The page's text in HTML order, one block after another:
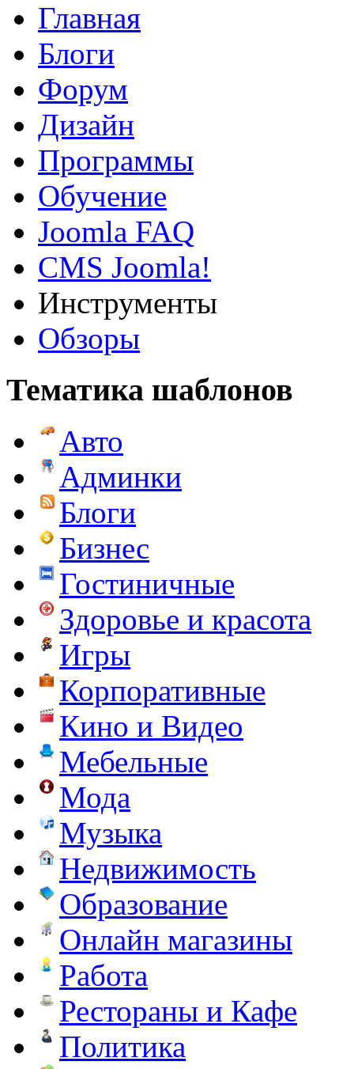
Главная
Блоги
Форум
Дизайн
Программы
Обучение
Joomla FAQ
CMS Joomla!
Инструменты
Обзоры
Тематика шаблонов
Авто
Админки
Блоги
Бизнес
Гостиничные
Здоровье и красота
Игры
Корпоративные
Кино и Видео
Мебельные
Мода
Музыка
Недвижимость
Образование
Онлайн магазины
Работа
Рестораны и Кафе
Политика